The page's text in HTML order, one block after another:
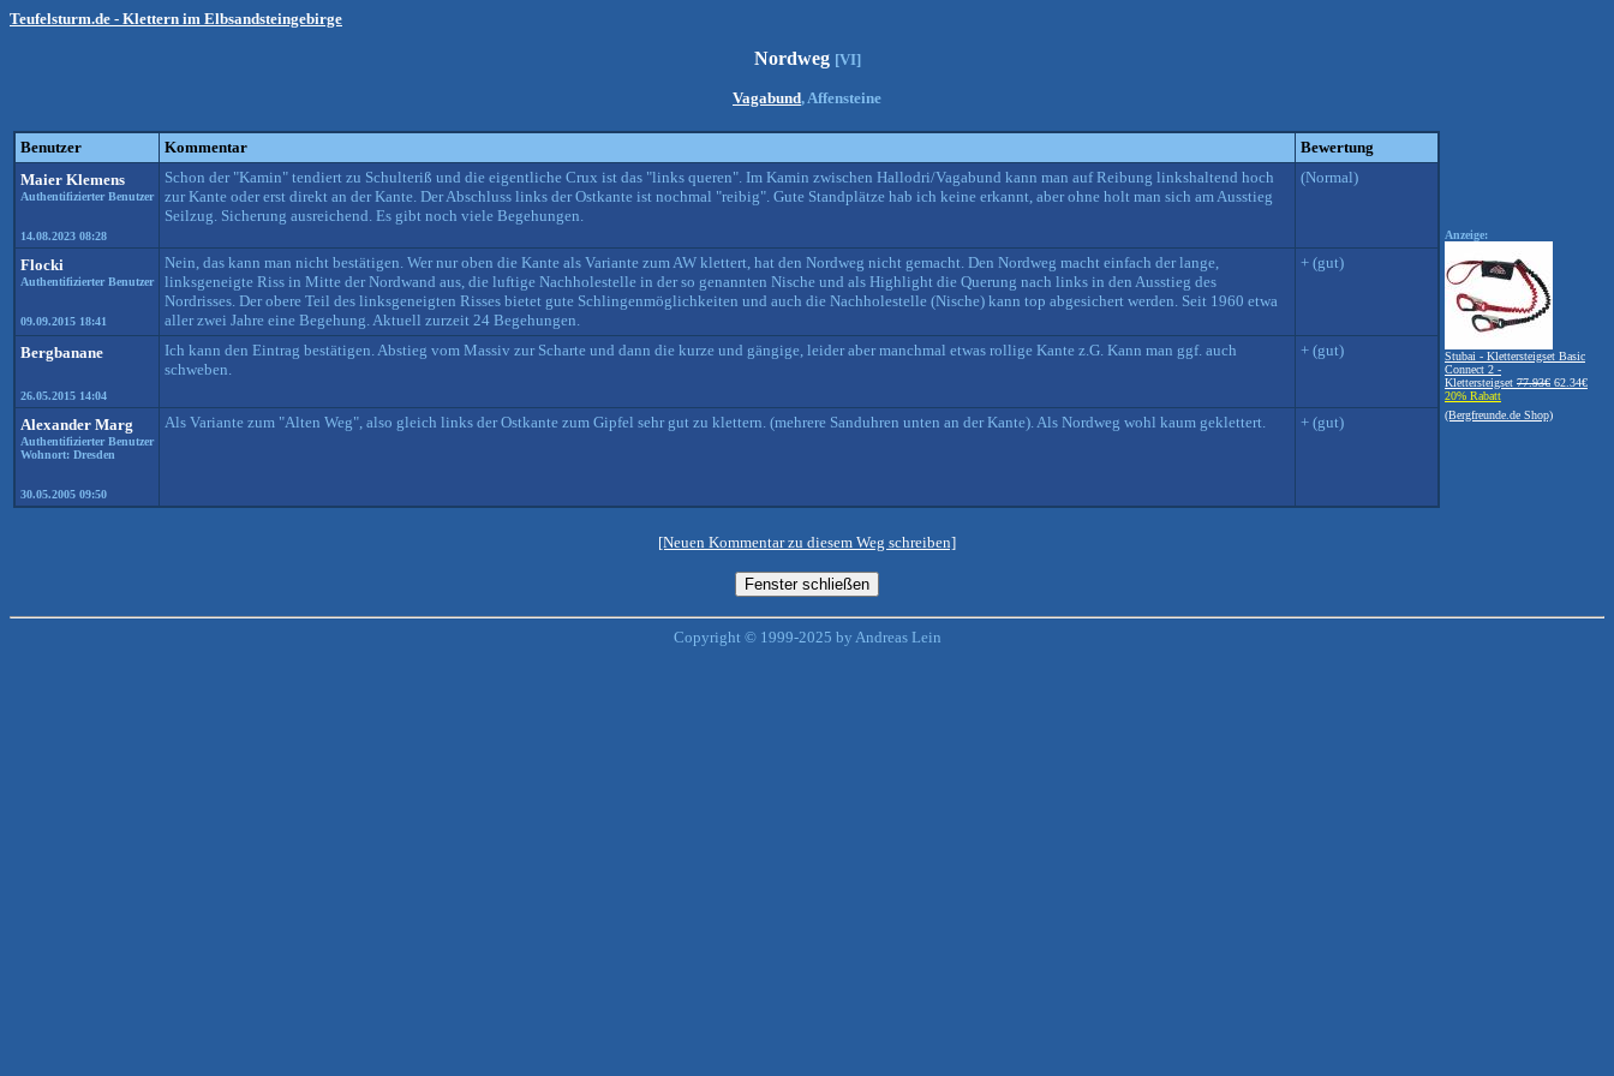
Teufelsturm.de - Klettern im Elbsandsteingebirge
Nordweg [VI]
Vagabund, Affensteine
Benutzer Kommentar
Bewertung
Maier Klemens
Authentifizierter Benutzer
14.08.2023 08:28
Schon der "Kamin" tendiert zu Schulteriß und die eigentliche Crux ist das "links queren". Im Kamin zwischen Hallodri/Vagabund kann man auf Reibung linkshaltend hoch
zur Kante oder erst direkt an der Kante. Der Abschluss links der Ostkante ist nochmal "reibig". Gute Standplätze hab ich keine erkannt, aber ohne holt man sich am Ausstieg
Seilzug. Sicherung ausreichend. Es gibt noch viele Begehungen.
(Normal)
Flocki
Authentifizierter Benutzer
09.09.2015 18:41
Nein, das kann man nicht bestätigen. Wer nur oben die Kante als Variante zum AW klettert, hat den Nordweg nicht gemacht. Den Nordweg macht einfach der lange,
linksgeneigte Riss in Mitte der Nordwand aus, die luftige Nachholestelle in der so genannten Nische und als Highlight die Querung nach links in den Ausstieg des
Nordrisses. Der obere Teil des linksgeneigten Risses bietet gute Schlingenmöglichkeiten und auch die Nachholestelle (Nische) kann top abgesichert werden. Seit 1960 etwa
aller zwei Jahre eine Begehung. Aktuell zurzeit 24 Begehungen.
+ (gut)
Bergbanane
26.05.2015 14:04
Ich kann den Eintrag bestätigen. Abstieg vom Massiv zur Scharte und dann die kurze und gängige, leider aber manchmal etwas rollige Kante z.G. Kann man ggf. auch
schweben.
+ (gut)
Alexander Marg
Authentifizierter Benutzer
Wohnort: Dresden
30.05.2005 09:50
Als Variante zum "Alten Weg", also gleich links der Ostkante zum Gipfel sehr gut zu klettern. (mehrere Sanduhren unten an der Kante). Als Nordweg wohl kaum geklettert. + (gut)
Anzeige:
Stubai - Klettersteigset Basic
Connect 2 -
Klettersteigset 77.93€ 62.34€
20% Rabatt
(Bergfreunde.de Shop)
[Neuen Kommentar zu diesem Weg schreiben]
Copyright © 1999-2025 by Andreas Lein